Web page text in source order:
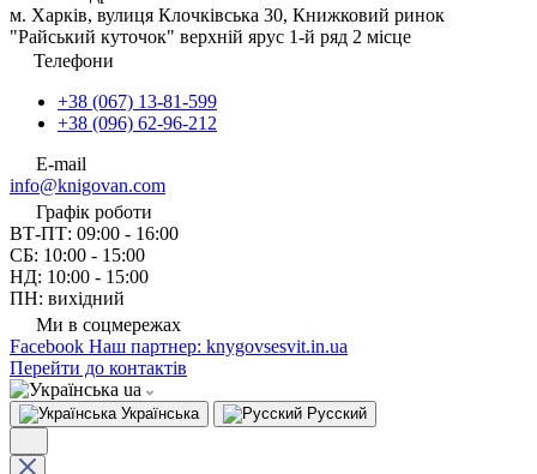
м. Харків, вулиця Клочківська 30, Книжковий ринок
"Райський куточок" верхній ярус 1-й ряд 2 місце
Телефони
+38 (067) 13-81-599
+38 (096) 62-96-212
E-mail
info@knigovan.com
Графік роботи
ВТ-ПТ: 09:00 - 16:00
СБ: 10:00 - 15:00
НД: 10:00 - 15:00
ПН: вихідний
Ми в соцмережах
Facebook Наш партнер: knygovsesvit.in.ua
Перейти до контактів
ua
Українська Русский